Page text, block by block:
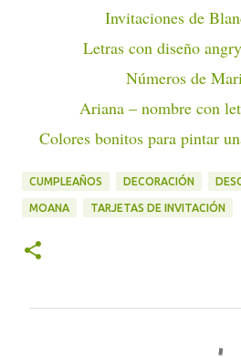
Invitaciones de
Letras con diseño
Números de
Ariana – nombre con
Colores bonitos para pintar
CUMPLEAÑOS DECORACIÓN
MOANA TARJETAS DE INVITACIÓN